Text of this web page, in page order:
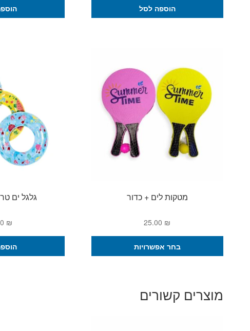
הוספה לסל
מטקות לים + כדור
25.00 ₪
בחר אפשרויות
גלגל ים טרופי
₪
מוצרים קשורים